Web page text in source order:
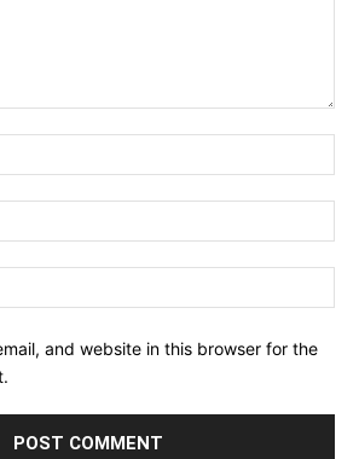
and website in this browser for the